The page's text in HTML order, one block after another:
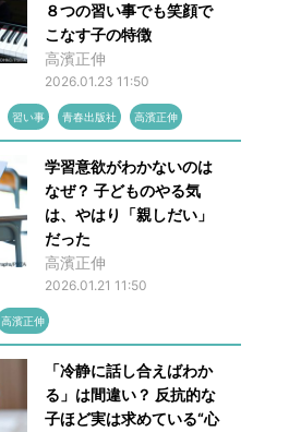
８つの習い事でも笑顔で
こなす子の特徴
高濱正伸
2026.01.23 11:50
習い事 青春出版社 高濱正伸
学習意欲がわかないのは
なぜ？ 子どものやる気
は、やはり「親しだい」
だった
高濱正伸
2026.01.21 11:50
高濱正伸
「冷静に話し合えばわか
る」は間違い？ 反抗的な
子ほど実は求めている“心